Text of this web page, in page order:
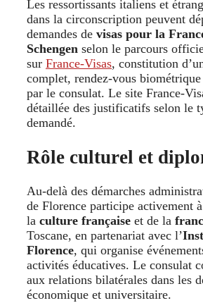
Les ressortissants italiens et
dans la circonscription peuvent
demandes de visas pour la
Schengen selon le parcours
sur France-Visas, constitution
complet, rendez-vous
par le consulat. Le site France-
détaillée des justificatifs selon le
demandé.
Rôle culturel et
Au-delà des démarches
de Florence participe activement
la culture française et de la
Toscane, en partenariat avec l’
Florence, qui organise
activités éducatives. Le consulat
aux relations bilatérales dans les
économique et universitaire.